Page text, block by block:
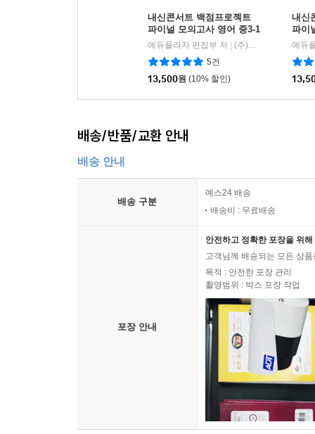
내신콘서트 백점프로젝트
파이널 모의고사 영어 중3-1
미래엔 최연희 (2026년용)
에듀플라자 편집부 저
(주)에듀플라자
5건
13,500원 (10% 할인)
내신
파이
동아
에듀
배송/반품/교환 안내
배송 안내
배송 구분
예스24 배송
배송비 : 무료배송
포장 안내
안전하고 정확한 포장을 위
고객님께 배송되는 모든 상
목적 : 안전한 포장 관리
촬영범위 : 박스 포장 작업